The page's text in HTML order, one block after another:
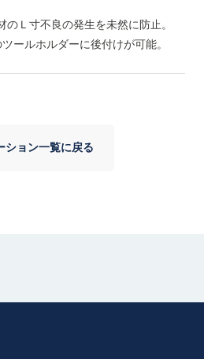
のＬ寸不良の発生を未然に防止。
ールホルダーに後付けが可能。
ション一覧に戻る